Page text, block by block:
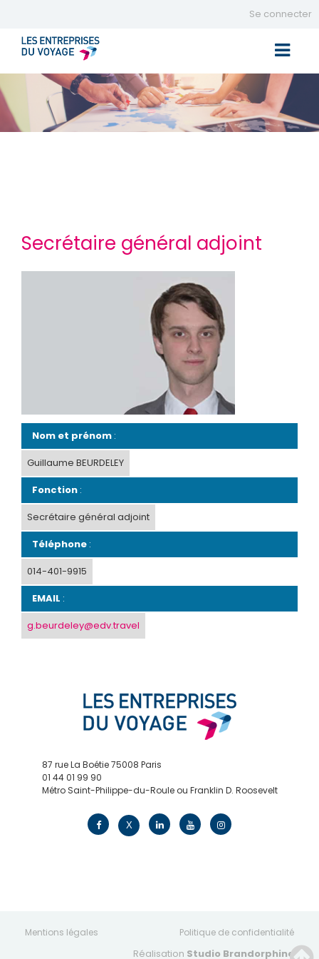
Se connecter
Secrétaire général adjoint
Nom et prénom :
Guillaume BEURDELEY
Fonction :
Secrétaire général adjoint
Téléphone :
014-401-9915
EMAIL :
g.beurdeley@edv.travel
87 rue La Boétie 75008 Paris
01 44 01 99 90
Métro Saint-Philippe-du-Roule ou Franklin D. Roosevelt
X
Mentions légales Politique de confidentialité
Réalisation Studio Brandorphine